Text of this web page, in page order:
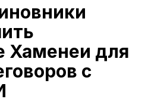
Хаменеи для
с